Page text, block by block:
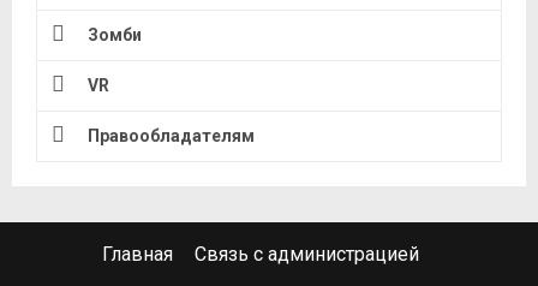
Зомби
VR
Правообладателям
Главная Связь с администрацией